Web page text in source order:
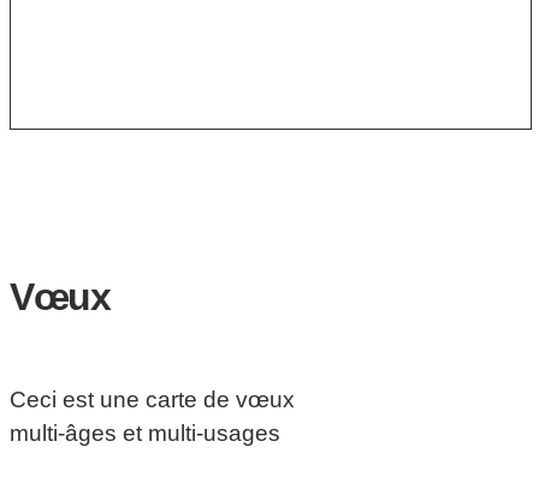
Vœux
Ceci est une carte de vœux
multi-âges et multi-usages